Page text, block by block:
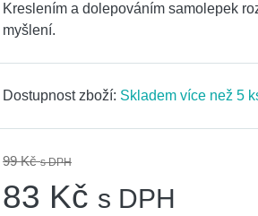
Kreslením a dolepováním samolepek
myšlení.
Dostupnost zboží: Skladem více než 5
99 Kčs DPH
83 Kč s DPH